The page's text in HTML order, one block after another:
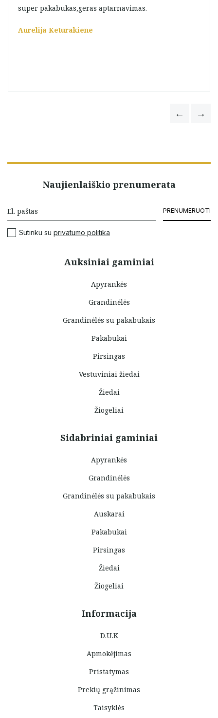
super pakabukas,geras aptarnavimas.
Aurelija Keturakiene
Auksiniai gaminiai
Apyrankės
Grandinėlės
Grandinėlės su pakabukais
Pakabukai
Pirsingas
Vestuviniai žiedai
Žiedai
Žiogeliai
Sidabriniai gaminiai
Apyrankės
Grandinėlės
Grandinėlės su pakabukais
Auskarai
Pakabukai
Pirsingas
Žiedai
Žiogeliai
Informacija
D.U.K
Apmokėjimas
Pristatymas
Prekių grąžinimas
Taisyklės
Naujienlaiškio prenumerata
PRENUMERUOTI
Sutinku su privatumo politika